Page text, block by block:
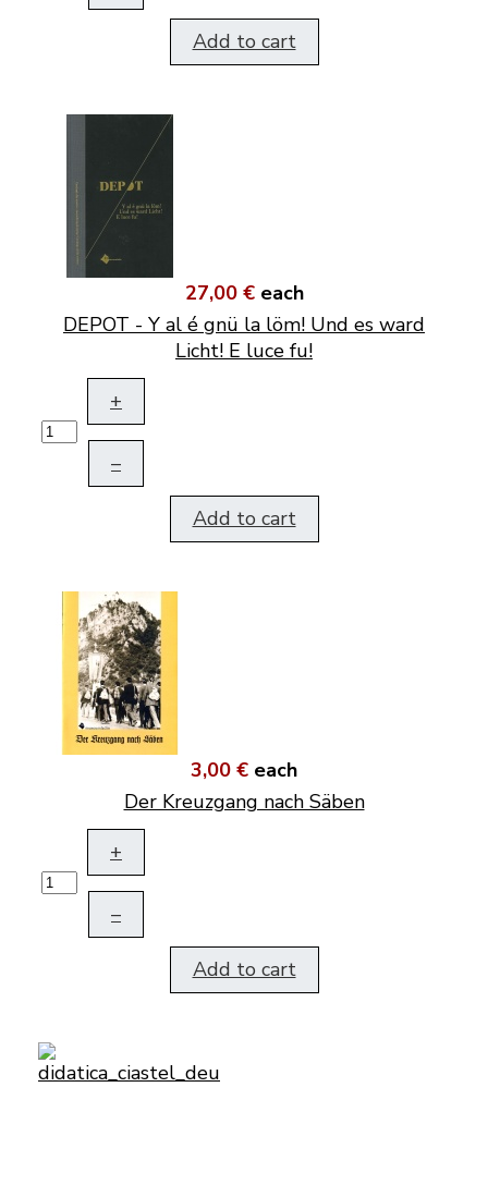
Add to cart
27,00 € each
DEPOT - Y al é gnü la löm! Und es ward
Licht! E luce fu!
+
–
Add to cart
3,00 € each
Der Kreuzgang nach Säben
+
–
Add to cart